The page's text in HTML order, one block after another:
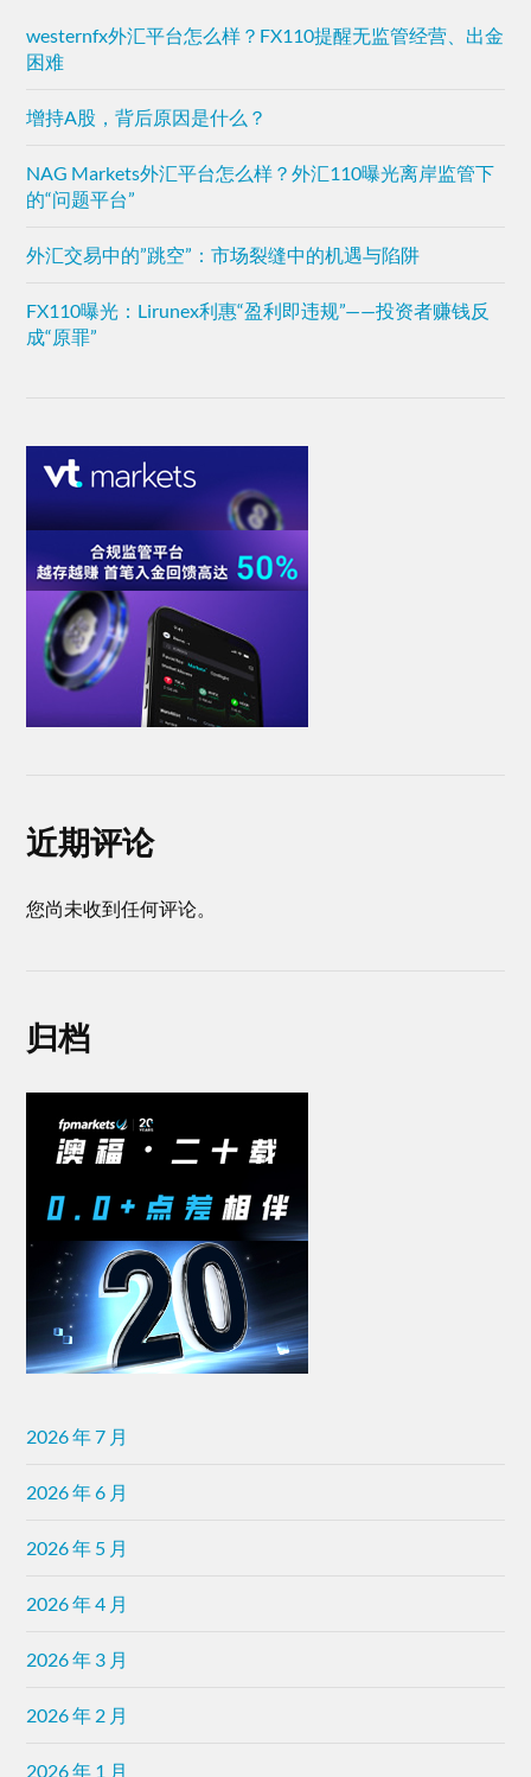
westernfx外汇平台怎么样？FX110提醒无监管经营、出金
困难
增持A股，背后原因是什么？
NAG Markets外汇平台怎么样？外汇110曝光离岸监管下
的“问题平台”
外汇交易中的”跳空”：市场裂缝中的机遇与陷阱
FX110曝光：Lirunex利惠“盈利即违规”——投资者赚钱反
成“原罪”
近期评论
您尚未收到任何评论。
归档
2026 年 7 月
2026 年 6 月
2026 年 5 月
2026 年 4 月
2026 年 3 月
2026 年 2 月
2026 年 1 月